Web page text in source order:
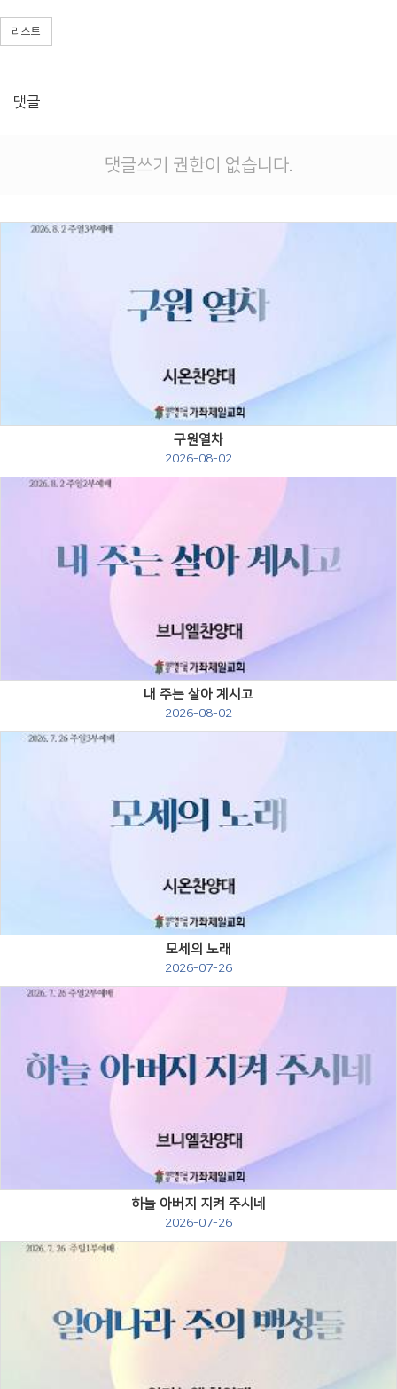
리스트
댓글
댓글쓰기 권한이 없습니다.
구원열차
2026-08-02
내 주는 살아 계시고
2026-08-02
모세의 노래
2026-07-26
하늘 아버지 지켜 주시네
2026-07-26